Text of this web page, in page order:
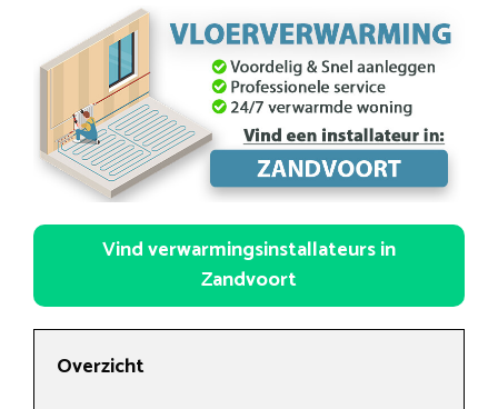
Vind verwarmingsinstallateurs in
Zandvoort
Overzicht